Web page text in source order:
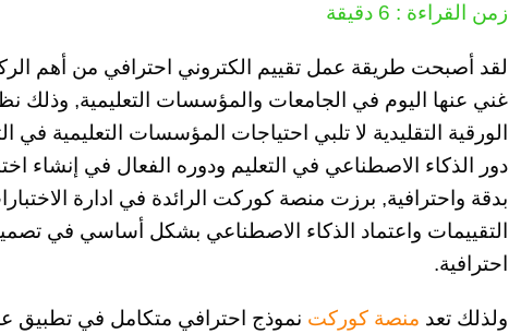
زمن القراءة : 6 دقيقة
لقد أصبحت طريقة عمل تقييم الكتروني احترافي من أهم
غني عنها اليوم في الجامعات والمؤسسات التعليمية, وذلك
الورقية التقليدية لا تلبي احتياجات المؤسسات التعليمية في
دور الذكاء الاصطناعي في التعليم ودوره الفعال في إنشاء
بدقة واحترافية, برزت منصة كوركت الرائدة في ادارة
التقييمات واعتماد الذكاء الاصطناعي بشكل أساسي في
احترافية.
ولذلك تعد منصة كوركت نموذج احترافي متكامل في تطبيق